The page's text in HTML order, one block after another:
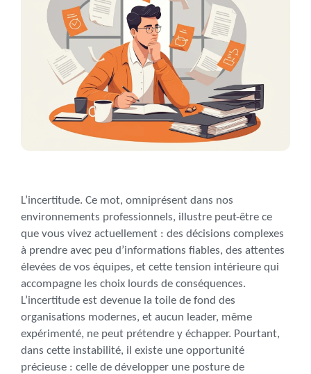
L’incertitude. Ce mot, omniprésent dans nos
environnements professionnels, illustre peut-être ce
que vous vivez actuellement : des décisions complexes
à prendre avec peu d’informations fiables, des attentes
élevées de vos équipes, et cette tension intérieure qui
accompagne les choix lourds de conséquences.
L’incertitude est devenue la toile de fond des
organisations modernes, et aucun leader, même
expérimenté, ne peut prétendre y échapper. Pourtant,
dans cette instabilité, il existe une opportunité
précieuse : celle de développer une posture de